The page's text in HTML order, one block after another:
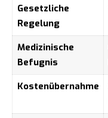
Gesetzliche
Regelung
Medizinische
Befugnis
Kostenübernahme